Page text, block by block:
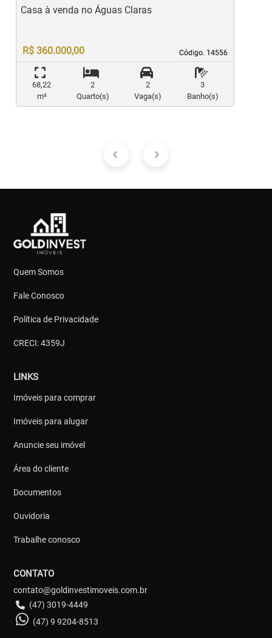
Código. 14556
Código. 14556
Casa à venda no Águas Claras
R$ 360.000,00
68,22
m²
2
Quarto(s)
2
Vaga(s)
3
Banho(s)
Quem Somos
Fale Conosco
Política de Privacidade
CRECI: 4359J
LINKS
Imóveis para comprar
Imóveis para alugar
Anuncie seu imóvel
Área do cliente
Documentos
Ouvidoria
Trabalhe conosco
CONTATO
contato@goldinvestimoveis.com.br
(47) 3019-4449
(47) 9 9204-8513